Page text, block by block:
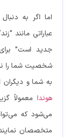
اما اگر به
عباراتی مانند
جدید است”
شخصیت شما را
به شما و دیگران
هوندا معمولاً
می‌شود که
متخصصان